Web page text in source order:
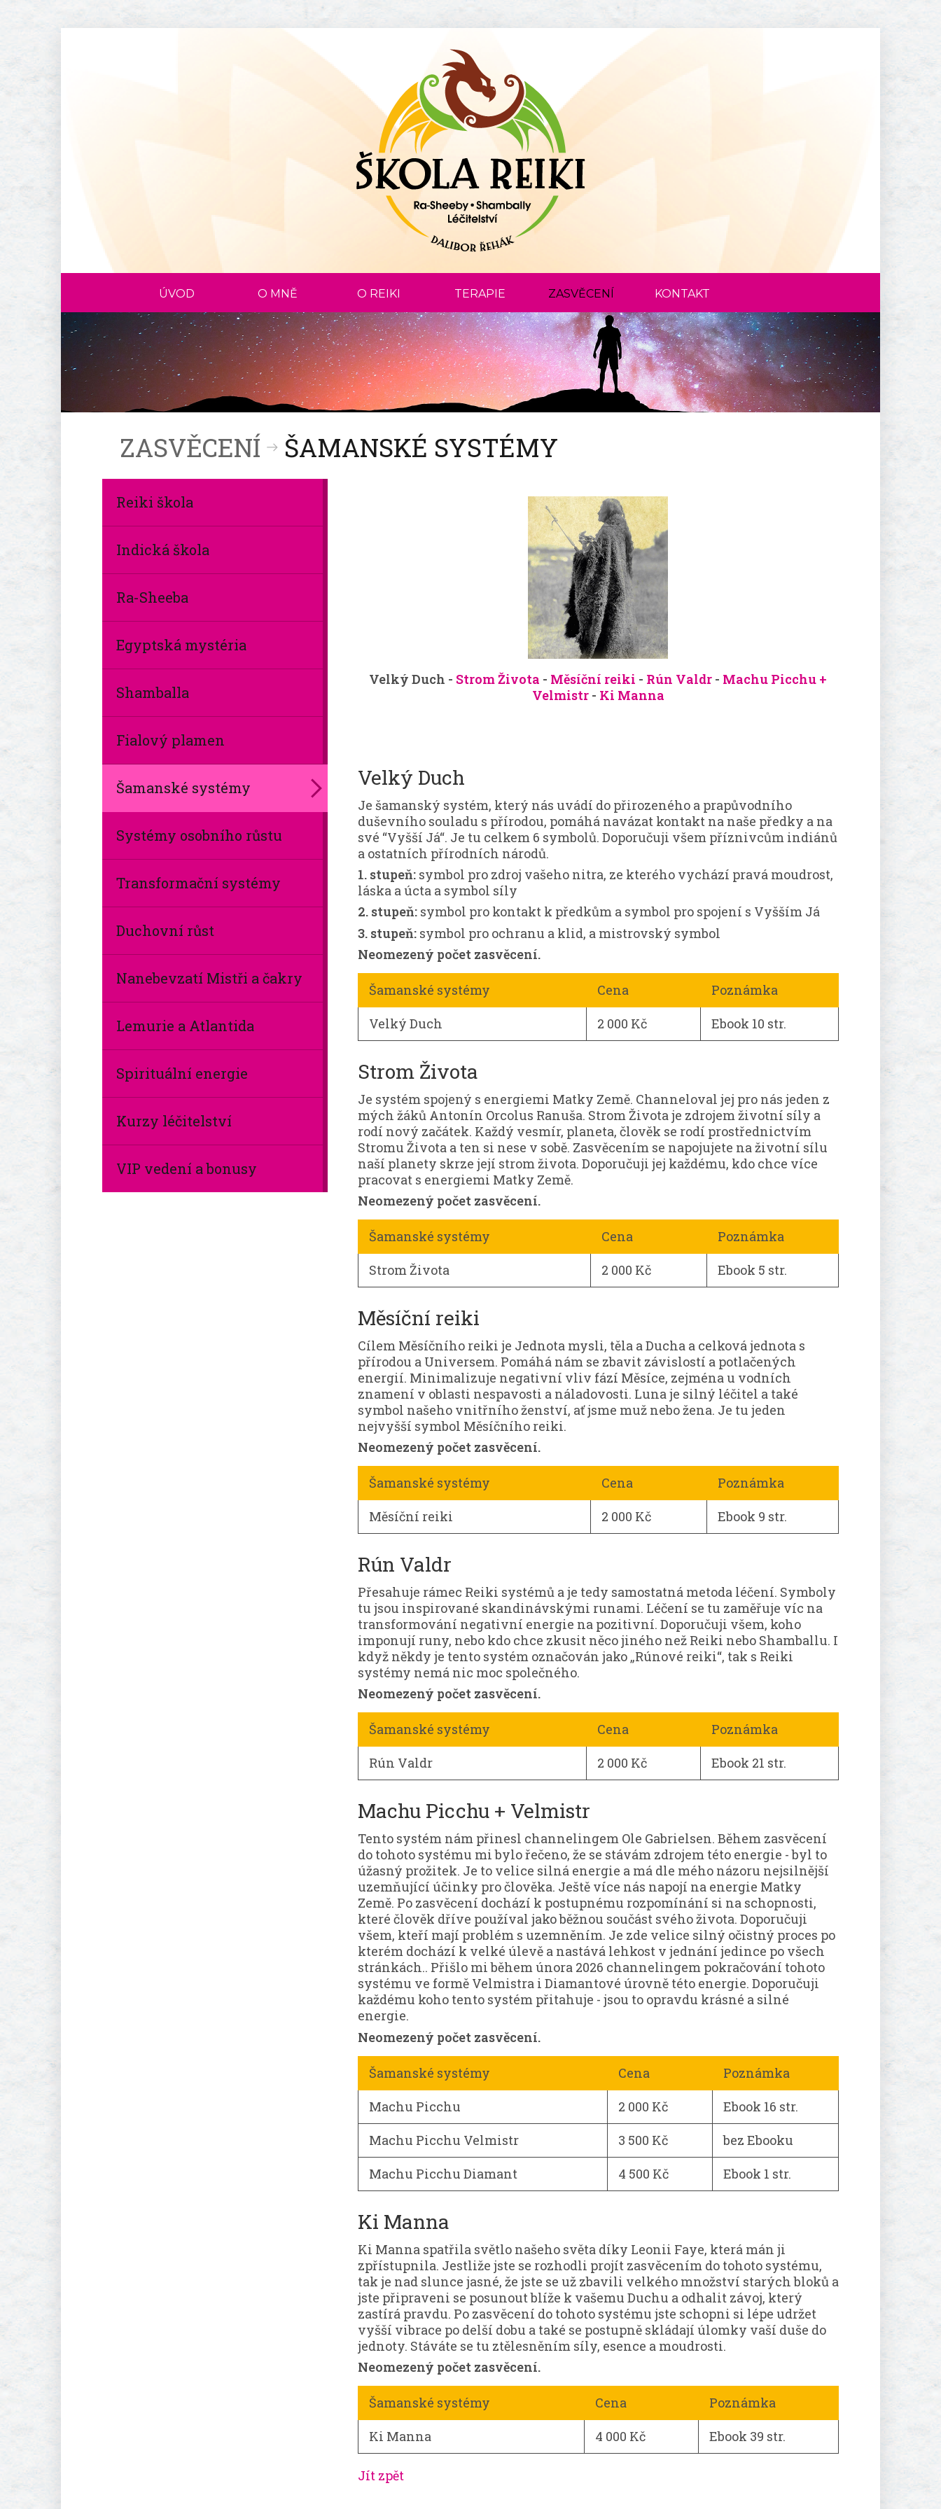
ÚVOD O MNĚ O REIKI TERAPIE ZASVĚCENÍ KONTAKT
ZASVĚCENÍ ŠAMANSKÉ SYSTÉMY
Reiki škola
Indická škola
Ra-Sheeba
Egyptská mystéria
Shamballa
Fialový plamen
Šamanské systémy
Systémy osobního růstu
Transformační systémy
Duchovní růst
Nanebevzatí Mistři a čakry
Lemurie a Atlantida
Spirituální energie
Kurzy léčitelství
VIP vedení a bonusy
Velký Duch - Strom Života - Měsíční reiki - Rún Valdr - Machu Picchu +
Velmistr- Ki Manna
Velký Duch
Je šamanský systém, který nás uvádí do přirozeného a prapůvodního
duševního souladu s přírodou, pomáhá navázat kontakt na naše předky a na
své “Vyšší Já“. Je tu celkem 6 symbolů. Doporučuji všem příznivcům indiánů
a ostatních přírodních národů.
1. stupeň:symbol pro zdroj vašeho nitra, ze kterého vychází pravá moudrost,
láska a úcta a symbol síly
2. stupeň:symbol pro kontakt k předkům a symbol pro spojení s Vyšším Já
3. stupeň:symbol pro ochranu a klid, a mistrovský symbol
Neomezený počet zasvěcení.
Šamanské systémy Cena
Poznámka
Velký Duch
2 000 Kč Ebook 10 str.
Strom Života
Je systém spojený s energiemi Matky Země. Channeloval jej pro nás jeden z
mých žáků Antonín Orcolus Ranuša. Strom Života je zdrojem životní síly a
rodí nový začátek. Každý vesmír, planeta, člověk se rodí prostřednictvím
Stromu Života a ten si nese v sobě. Zasvěcením se napojujete na životní sílu
naší planety skrze její strom života. Doporučuji jej každému, kdo chce více
pracovat s energiemi Matky Země.
Neomezený počet zasvěcení.
Šamanské systémy Cena
Poznámka
Strom Života
2 000 Kč Ebook 5 str.
Měsíční reiki
Cílem Měsíčního reiki je Jednota mysli, těla a Ducha a celková jednota s
přírodou a Universem. Pomáhá nám se zbavit závislostí a potlačených
energií. Minimalizuje negativní vliv fází Měsíce, zejména u vodních
znamení v oblasti nespavosti a náladovosti. Luna je silný léčitel a také
symbol našeho vnitřního ženství, ať jsme muž nebo žena. Je tu jeden
nejvyšší symbol Měsíčního reiki.
Neomezený počet zasvěcení.
Šamanské systémy Cena
Poznámka
Měsíční reiki
2 000 Kč Ebook 9 str.
Rún Valdr
Přesahuje rámec Reiki systémů a je tedy samostatná metoda léčení. Symboly
tu jsou inspirované skandinávskými runami. Léčení se tu zaměřuje víc na
transformování negativní energie na pozitivní. Doporučuji všem, koho
imponují runy, nebo kdo chce zkusit něco jiného než Reiki nebo Shamballu. I
když někdy je tento systém označován jako „Rúnové reiki“, tak s Reiki
systémy nemá nic moc společného.
Neomezený počet zasvěcení.
Šamanské systémy Cena
Poznámka
Rún Valdr
2 000 Kč Ebook 21 str.
Machu Picchu + Velmistr
Tento systém nám přinesl channelingem Ole Gabrielsen. Během zasvěcení
do tohoto systému mi bylo řečeno, že se stávám zdrojem této energie - byl to
úžasný prožitek. Je to velice silná energie a má dle mého názoru nejsilnější
uzemňující účinky pro člověka. Ještě více nás napojí na energie Matky
Země. Po zasvěcení dochází k postupnému rozpomínání si na schopnosti,
které člověk dříve používal jako běžnou součást svého života. Doporučuji
všem, kteří mají problém s uzemněním. Je zde velice silný očistný proces po
kterém dochází k velké úlevě a nastává lehkost v jednání jedince po všech
stránkách.. Přišlo mi během února 2026 channelingem pokračování tohoto
systému ve formě Velmistra i Diamantové úrovně této energie. Doporučuji
každému koho tento systém přitahuje - jsou to opravdu krásné a silné
energie.
Neomezený počet zasvěcení.
Šamanské systémy Cena
Poznámka
Machu Picchu
2 000 Kč
Ebook 16 str.
Machu Picchu Velmistr
3 500 Kč
bez Ebooku
Machu Picchu Diamant
4 500 Kč Ebook 1 str.
Ki Manna
Ki Manna spatřila světlo našeho světa díky Leonii Faye, která mán ji
zpřístupnila. Jestliže jste se rozhodli projít zasvěcením do tohoto systému,
tak je nad slunce jasné, že jste se už zbavili velkého množství starých bloků a
jste připraveni se posunout blíže k vašemu Duchu a odhalit závoj, který
zastírá pravdu. Po zasvěcení do tohoto systému jste schopni si lépe udržet
vyšší vibrace po delší dobu a také se postupně skládají úlomky vaší duše do
jednoty. Stáváte se tu ztělesněním síly, esence a moudrosti.
Neomezený počet zasvěcení.
Šamanské systémy Cena
Poznámka
Ki Manna
4 000 Kč Ebook 39 str.
Jít zpět